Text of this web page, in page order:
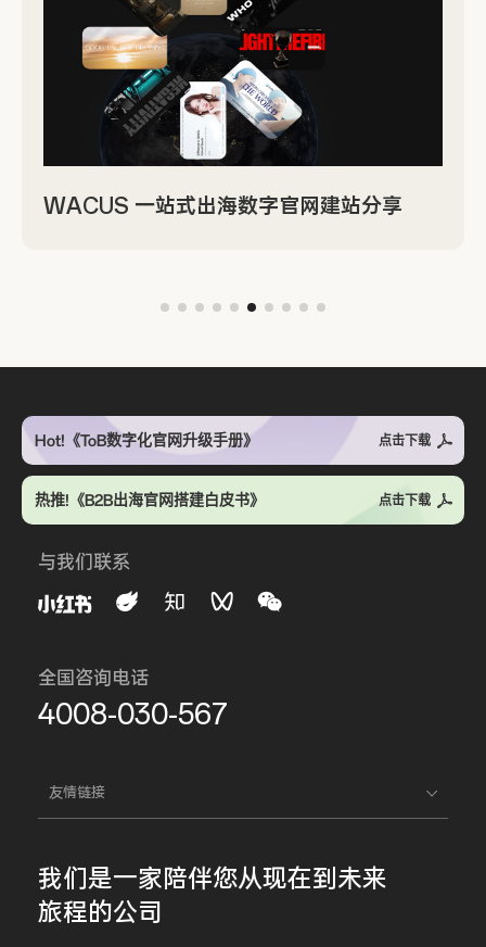
WACUS 一站式出海数字官网建站分享
Hot!《ToB数字化官网升级手册》 点击下载
热推!《B2B出海官网搭建白皮书》 点击下载
与我们联系
全国咨询电话
4008-030-567
友情链接
我们是一家陪伴您从现在到未来
旅程的公司